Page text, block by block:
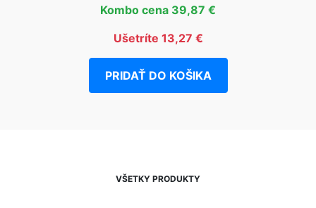
Kombo cena 39,87 €
Ušetríte 13,27 €
PRIDAŤ DO KOŠIKA
VŠETKY PRODUKTY